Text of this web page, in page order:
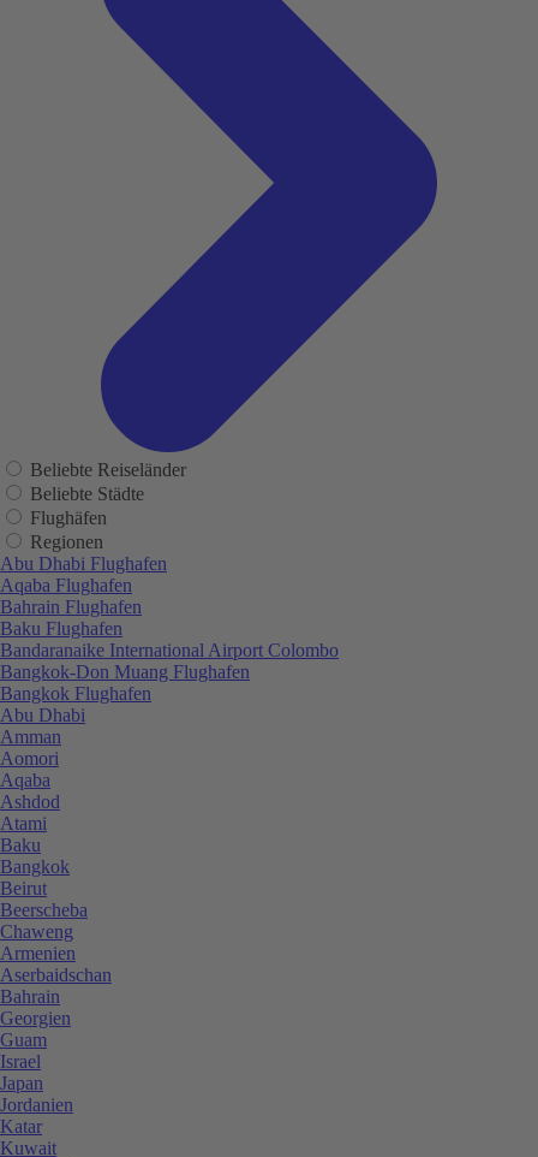
Beliebte Reiseländer
Beliebte Städte
Flughäfen
Regionen
Abu Dhabi Flughafen
Aqaba Flughafen
Bahrain Flughafen
Baku Flughafen
Bandaranaike International Airport Colombo
Bangkok-Don Muang Flughafen
Bangkok Flughafen
Abu Dhabi
Amman
Aomori
Aqaba
Ashdod
Atami
Baku
Bangkok
Beirut
Beerscheba
Chaweng
Armenien
Aserbaidschan
Bahrain
Georgien
Guam
Israel
Japan
Jordanien
Katar
Kuwait